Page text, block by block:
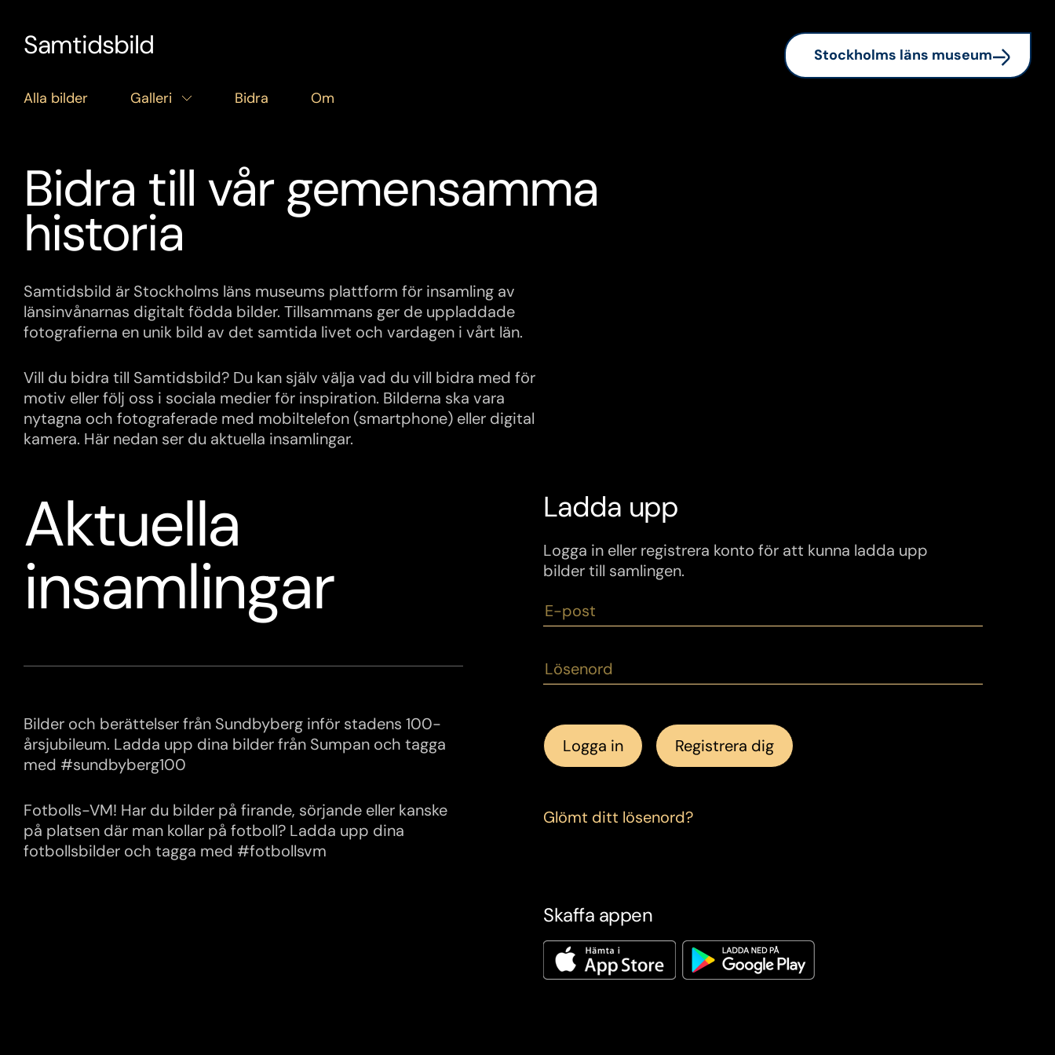
Stäng
Samtidsbild Stockholms läns museum
(Extern länk)
Alla bilder
Galleri Bidra Om
Bidra till vår gemensamma
historia
Samtidsbild är Stockholms läns museums plattform för insamling av
länsinvånarnas digitalt födda bilder. Tillsammans ger de uppladdade
fotografierna en unik bild av det samtida livet och vardagen i vårt län.
Vill du bidra till Samtidsbild? Du kan själv välja vad du vill bidra med för
motiv eller följ oss i sociala medier för inspiration. Bilderna ska vara
nytagna och fotograferade med mobiltelefon (smartphone) eller digital
kamera. Här nedan ser du aktuella insamlingar.
Aktuella
insamlingar
Bilder och berättelser från Sundbyberg inför stadens 100-
årsjubileum. Ladda upp dina bilder från Sumpan och tagga
med #sundbyberg100
Fotbolls-VM! Har du bilder på firande, sörjande eller kanske
på platsen där man kollar på fotboll? Ladda upp dina
fotbollsbilder och tagga med #fotbollsvm
Ladda upp
Logga in eller registrera konto för att kunna ladda upp
bilder till samlingen.
Logga in Registrera dig
Glömt ditt lösenord?
Skaffa appen